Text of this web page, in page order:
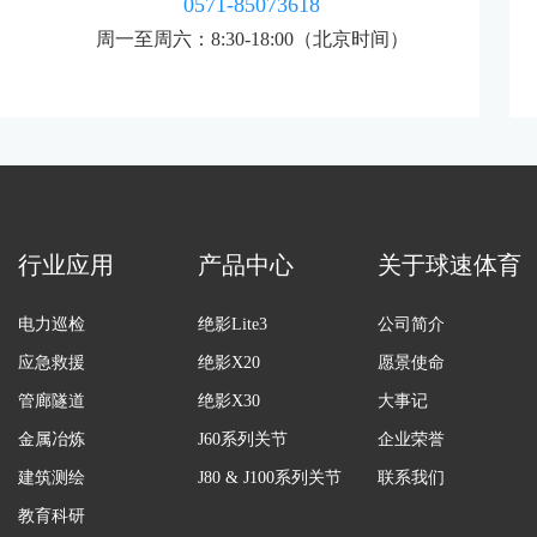
0571-85073618
周一至周六：8:30-18:00（北京时间）
行业应用
电力巡检
应急救援
管廊隧道
金属冶炼
建筑测绘
教育科研
产品中心
绝影Lite3
绝影X20
绝影X30
J60系列关节
J80 & J100系列关节
关于球速体育
公司简介
愿景使命
大事记
企业荣誉
联系我们